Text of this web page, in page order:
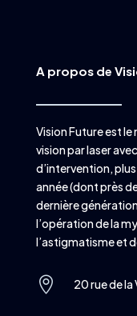
A propos de
Vision Future est le
vision par laser
d’intervention,
année (dont près
dernière
l’opération de la
l’astigmatisme et
 20 rue de